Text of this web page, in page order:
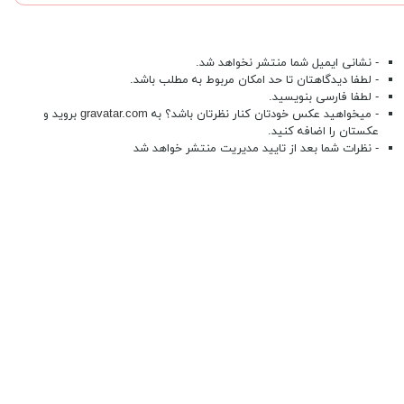
- نشانی ایمیل شما منتشر نخواهد شد.
- لطفا دیدگاهتان تا حد امکان مربوط به مطلب باشد.
- لطفا فارسی بنویسید.
- میخواهید عکس خودتان کنار نظرتان باشد؟ به gravatar.com بروید و
عکستان را اضافه کنید.
- نظرات شما بعد از تایید مدیریت منتشر خواهد شد